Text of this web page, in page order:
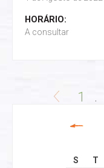
HORÁRIO:
A consultar
1
S T